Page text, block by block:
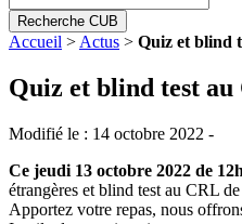
Recherche CUB
Accueil > Actus > Quiz et blind
Quiz et blind test au
Modifié le : 14 octobre 2022 -
Ce jeudi 13 octobre 2022 de
étrangères et blind test au CRL
Apportez votre repas, nous